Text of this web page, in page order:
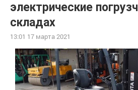
электрические
складах
13:01 17 марта 2021